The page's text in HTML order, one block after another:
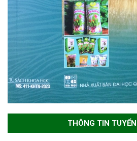
THÔNG TIN